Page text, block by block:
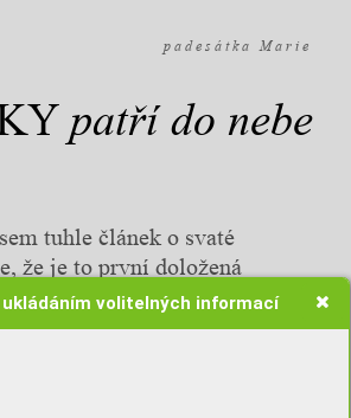
volitelných informací
p a d e s á t k a M a r i e
patří do nebe
tuhle článek o svaté
že je to první doložená
dějinách a že to asi
být celkem herdekbaba.